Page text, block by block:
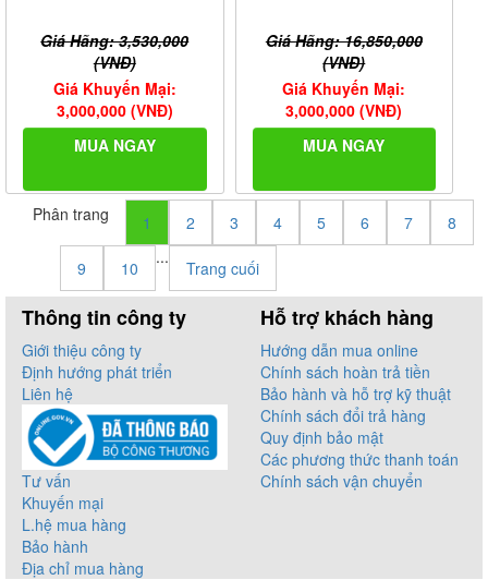
Giá Hãng: 3,530,000
(VNĐ)
Giá Khuyến Mại:
3,000,000 (VNĐ)
MUA NGAY
Giá Hãng: 16,850,000
(VNĐ)
Giá Khuyến Mại:
3,000,000 (VNĐ)
MUA NGAY
Phân trang 1 2 3 4 5 6 7 8
9 10
...
Trang cuối
Thông tin công ty
Giới thiệu công ty
Định hướng phát triển
Liên hệ
Tư vấn
Khuyến mại
L.hệ mua hàng
Bảo hành
Địa chỉ mua hàng
Hỗ trợ khách hàng
Hướng dẫn mua online
Chính sách hoàn trả tiền
Bảo hành và hỗ trợ kỹ thuật
Chính sách đổi trả hàng
Quy định bảo mật
Các phương thức thanh toán
Chính sách vận chuyển